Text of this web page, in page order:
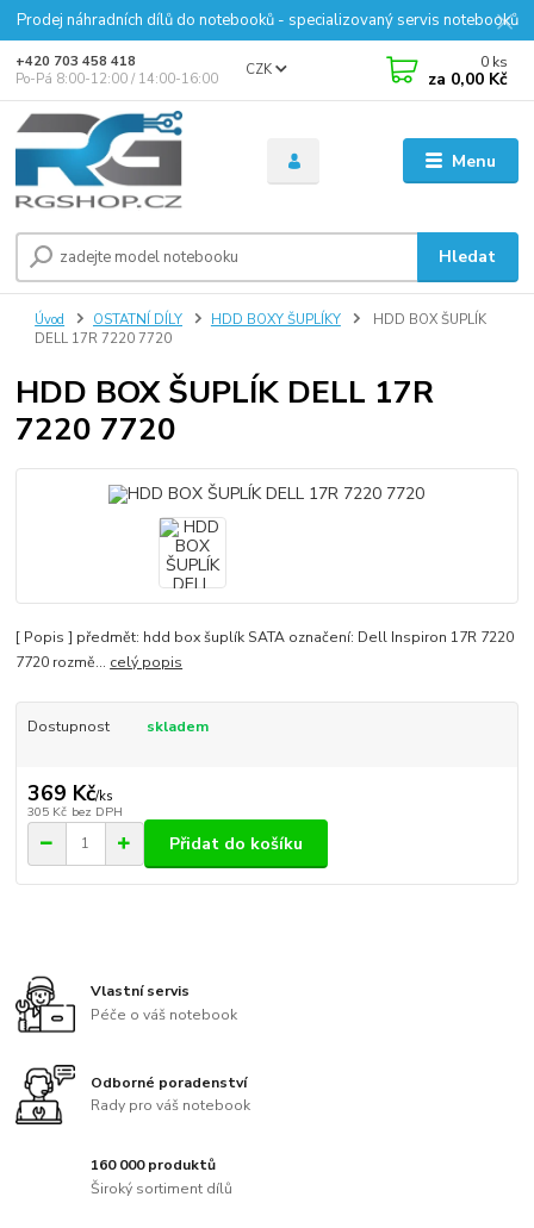
Prodej náhradních dílů do notebooků - specializovaný servis notebooků
Menu
CZK
Hledat
+420 703 458 418
Po-Pá 8:00-12:00 / 14:00-16:00
0 ks
za 0,00 Kč
Úvod OSTATNÍ DÍLY HDD BOXY ŠUPLÍKY
HDD BOX ŠUPLÍK
DELL 17R 7220 7720
HDD BOX ŠUPLÍK DELL 17R
7220 7720
[ Popis ] předmět: hdd box šuplík SATA označení: Dell Inspiron 17R 7220
7720 rozmě... celý popis
Dostupnost skladem
369 Kč/ks
305 Kč bez DPH
Přidat do košíku
Vlastní servis
Péče o váš notebook
Odborné poradenství
Rady pro váš notebook
160 000 produktů
Široký sortiment dílů